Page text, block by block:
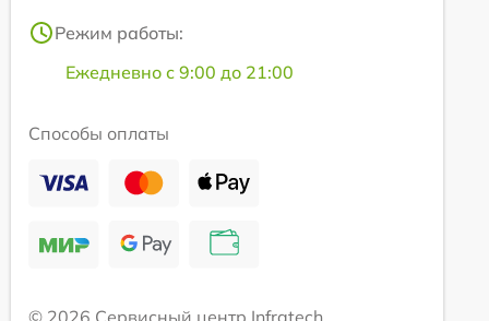
Режим работы:
Ежедневно с 9:00 до 21:00
Способы оплаты